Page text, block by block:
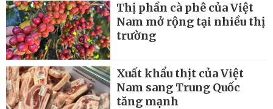
Thị phần cà phê của Việt
Nam mở rộng tại nhiều thị
trường
Xuất khẩu thịt của Việt
Nam sang Trung Quốc
tăng mạnh